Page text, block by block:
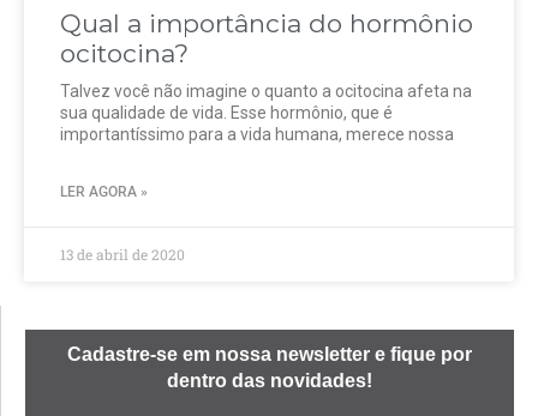
Qual a importância do hormônio
ocitocina?
Talvez você não imagine o quanto a ocitocina afeta na
sua qualidade de vida. Esse hormônio, que é
importantíssimo para a vida humana, merece nossa
LER AGORA »
13 de abril de 2020
Cadastre-se em nossa newsletter e fique por
dentro das novidades!